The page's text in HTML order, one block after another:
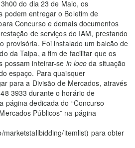
do dia 23 de Maio, os
podem entregar o Boletim de
Concurso e demais documentos
de serviços do IAM, prestando
provisória. Foi instalado um balcão de
da Taipa, a fim de facilitar que os
possam inteirar-se in loco da situação
espaço. Para quaisquer
para a Divisão de Mercados, através
3933 durante o horário de
página dedicada do “Concurso
Públicos” na página
marketstallbidding/itemlist) para obter